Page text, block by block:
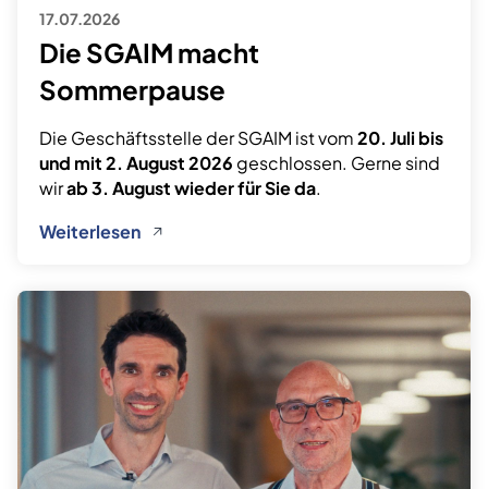
17.07.2026
Die SGAIM macht
Sommerpause
Die Geschäftsstelle der SGAIM ist vom20. Juli bis
und mit 2. August 2026geschlossen. Gerne sind
wirab 3. August wieder für Sie da.
Weiterlesen